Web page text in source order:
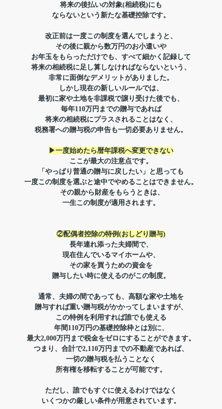
将来の後払いの対象(相続税)にも
ならないという新たな基礎控除です。
改正前は一度この制度を選んでしまうと、
その後に親から数万円のお小遣いや
お年玉をもらっただけでも、すべて細かく記録して
将来の相続税に足し算しなければならないという、
非常に面倒なデメリットがありました。
しかし現在の新しいルールでは、
最初に家や土地を非課税で譲り受けた後でも、
毎年110万円までの贈与であれば
将来の相続税にプラスされることはなく、
税務署への贈与税の申告も一切必要ありません。
▶一度始めたら暦年課税へ変更できない
ここが最大の注意点です。
「やっぱり普通の贈与に戻したい」と思っても
一度この制度を選ぶと途中でやめることはできません。
その親から財産をもらうときは、
一生この制度が適用されます。
②配偶者控除の特例(おしどり贈与)
長年連れ添った夫婦間で、
現在住んでいるマイホームや、
その家を買うための資金を
贈与したい時に使えるのがこの制度。
通常、夫婦の間であっても、 高額な家や土地を
贈与すれば重い贈与税がかかってしまいますが、
この特例を利用すれば誰でも使える
年間110万円の基礎控除枠とは別に、
最大2,000万円まで税金をゼロにすることができます。
つまり、合計で2,110万円までの不動産であれば、
一切の贈与税を払うことなく
所有権を移転することが可能です。
ただし、誰でもすぐに使えるわけではなく
いくつかの厳しい条件が用意されています。